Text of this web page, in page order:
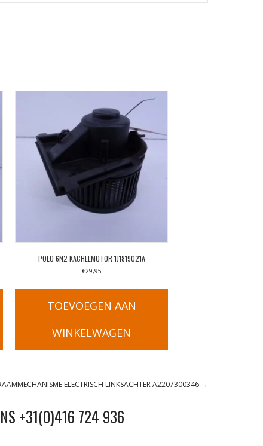
POLO 6N2 KACHELMOTOR 1J1819021A
€29,95
TOEVOEGEN AAN
WINKELWAGEN
ELECTRISCH LINKSACHTER A2207300346 →
+31(0)416 724 936